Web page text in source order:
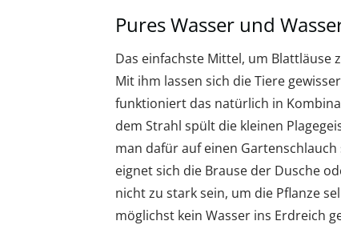
Pures Wasser und
Das einfachste Mittel, um Blattläuse
Mit ihm lassen sich die Tiere
funktioniert das natürlich in
dem Strahl spült die kleinen
man dafür auf einen
eignet sich die Brause der Dusche
nicht zu stark sein, um die Pflanze
möglichst kein Wasser ins Erdreich